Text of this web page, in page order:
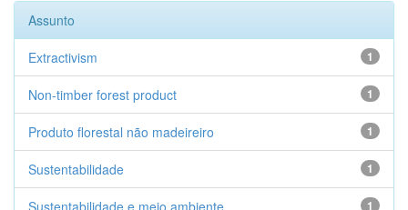
Assunto
1
Extractivism
1
Non-timber forest product
1
Produto florestal não madeireiro
1
Sustentabilidade
1
Sustentabilidade e meio ambiente